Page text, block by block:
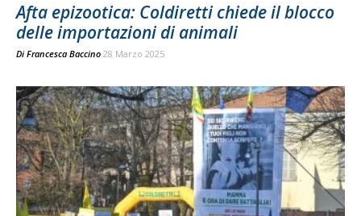
Afta epizootica: Coldiretti chiede il blocco
delle importazioni di animali
Di Francesca Baccino 28 Marzo 2025